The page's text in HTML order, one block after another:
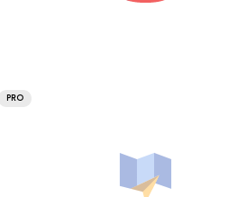
PRO